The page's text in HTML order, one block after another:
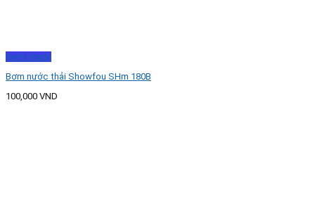
Xem nhanh
Bơm nước thải Showfou SHm 180B
100,000 VND